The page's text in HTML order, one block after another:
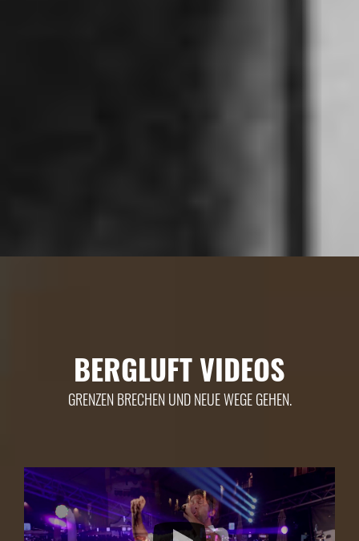
BERGLUFT VIDEOS
GRENZEN BRECHEN UND NEUE WEGE GEHEN.